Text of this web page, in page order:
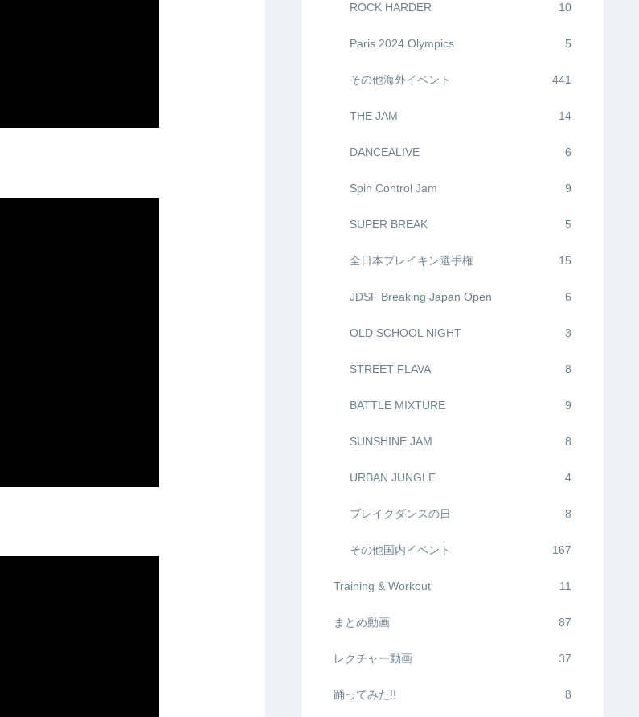
ROCK HARDER 10
Paris 2024 Olympics 5
その他海外イベント 441
THE JAM 14
DANCEALIVE 6
Spin Control Jam 9
SUPER BREAK 5
全日本ブレイキン選手権 15
JDSF Breaking Japan Open 6
OLD SCHOOL NIGHT 3
STREET FLAVA 8
BATTLE MIXTURE 9
SUNSHINE JAM 8
URBAN JUNGLE 4
ブレイクダンスの日 8
その他国内イベント 167
Training & Workout 11
まとめ動画 87
レクチャー動画 37
踊ってみた!! 8